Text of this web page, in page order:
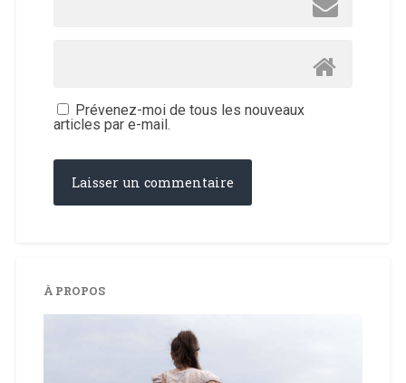
Prévenez-moi de tous les nouveaux
articles par e-mail.
À PROPOS